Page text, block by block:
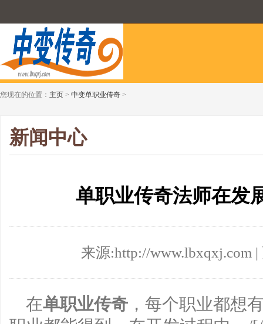
您现在的位置： 主页 > 中变单职业传奇 >
新闻中心
单职业传奇法师在发
来源:http://www.lbxqxj.com
在单职业传奇 ，每个职业都想